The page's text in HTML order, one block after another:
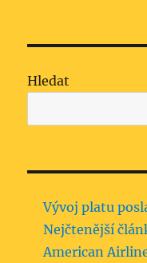
Hledat
Vývoj platu
Nejčtenější
American